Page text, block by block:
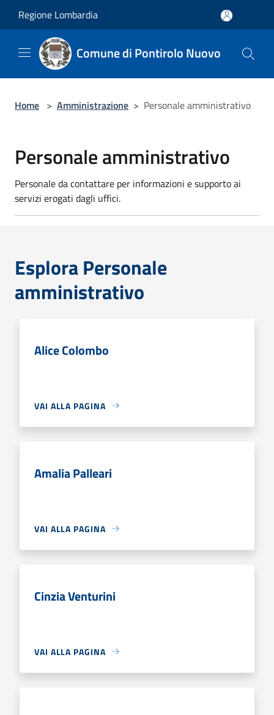
Regione Lombardia
Comune di Pontirolo Nuovo
Home > Amministrazione > Personale amministrativo
Personale amministrativo
Personale da contattare per informazioni e supporto ai
servizi erogati dagli uffici.
Esplora Personale
amministrativo
Alice Colombo
VAI ALLA PAGINA
Amalia Palleari
VAI ALLA PAGINA
Cinzia Venturini
VAI ALLA PAGINA